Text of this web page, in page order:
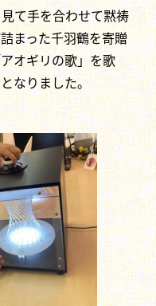
て手を合わせて黙祷
まった千羽鶴を寄贈
オギリの歌」を歌
なりました。